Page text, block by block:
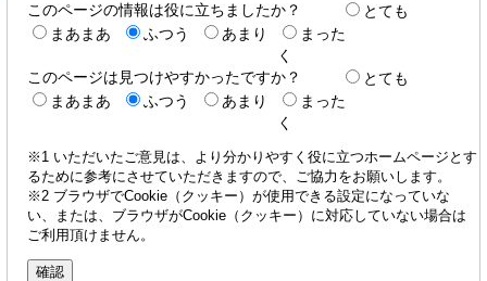
このページの情報は役に立ちましたか？
とても
まあまあ
ふつう あまり
まった
く
このページは見つけやすかったですか？
とても
まあまあ
ふつう あまり
まった
く
※1 いただいたご意見は、より分かりやすく役に立つホームページとす
るために参考にさせていただきますので、ご協力をお願いします。
※2 ブラウザでCookie（クッキー）が使用できる設定になっていな
い、または、ブラウザがCookie（クッキー）に対応していない場合は
ご利用頂けません。